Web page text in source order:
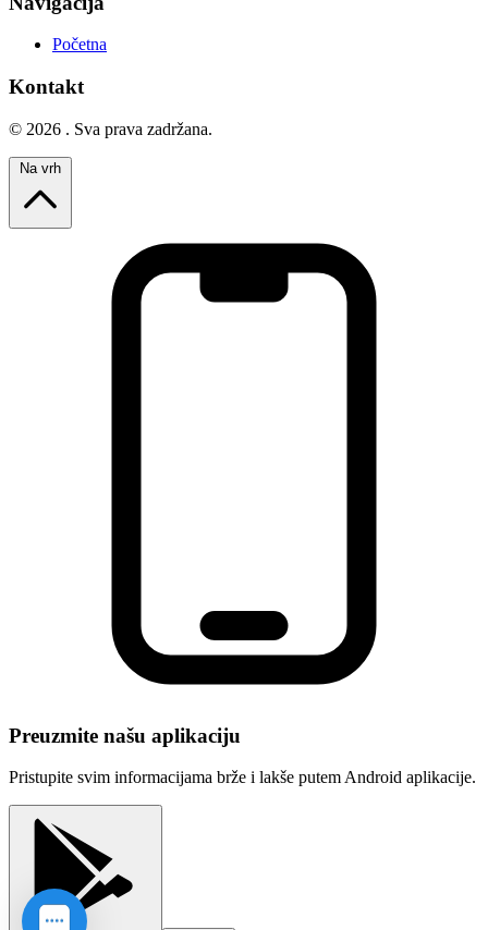
Početna
Kontakt
© 2026 . Sva prava zadržana.
Preuzmite našu aplikaciju
Pristupite svim informacijama brže i lakše putem Android aplikacije.